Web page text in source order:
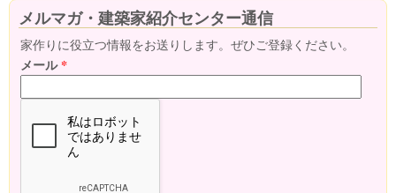
メルマガ・建築家紹介センター通信
家作りに役立つ情報をお送りします。ぜひご登録ください。
メール*